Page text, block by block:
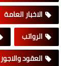
الاخبار العامة
الرواتب
العقود والاجور